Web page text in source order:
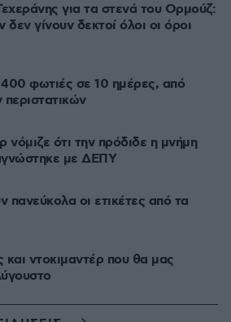
για τα στενά του Ορμούζ:
γίνουν δεκτοί όλοι οι όροι
φωτιές σε 10 ημέρες, από
νόμιζε ότι την πρόδιδε η μνήμη
με ΔΕΠΥ
οι ετικέτες από τα
και ντοκιμαντέρ που θα μας